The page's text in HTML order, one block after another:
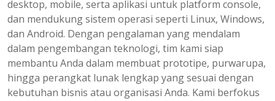
desktop, mobile, serta aplikasi untuk platform console,
dan mendukung sistem operasi seperti Linux, Windows,
dan Android. Dengan pengalaman yang mendalam
dalam pengembangan teknologi, tim kami siap
membantu Anda dalam membuat prototipe, purwarupa,
hingga perangkat lunak lengkap yang sesuai dengan
kebutuhan bisnis atau organisasi Anda. Kami berfokus